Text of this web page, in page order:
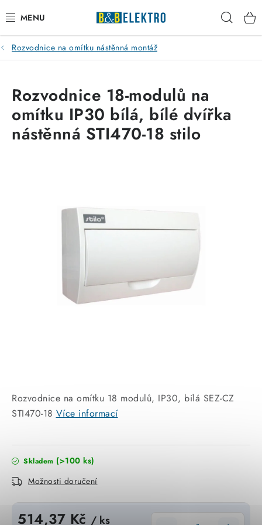
na
obsah
Reklamace / Vrácení zboží
Kontakty
VYTÁPĚNÍ
CHYTRÁ DOMÁCNOST
SVÍTIDLA domovní
LED osvětlení
SVÍTIDLA interiérová
Rozvodnice na omítku nástěnná montáž
Rozvodnice na omítku 18 modulů, IP30, bílá SEZ-CZ
STI470-18 Více informací
Skladem (>100 ks)
Možnosti doručení
514,37 Kč / ks
Rozvodnice 18-modulů na
omítku IP30 bílá, bílé dvířka
nástěnná STI470-18 stilo